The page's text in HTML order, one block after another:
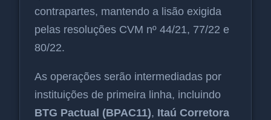
contrapartes, mantendo a lisão exigida
pelas resoluções CVM nº 44/21, 77/22 e
80/22.
As operações serão intermediadas por
instituições de primeira linha, incluindo
BTG Pactual (BPAC11), Itaú Corretora